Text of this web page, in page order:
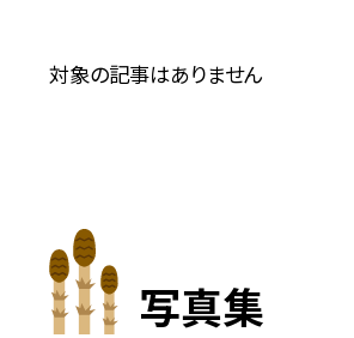
対象の記事はありません
写真集